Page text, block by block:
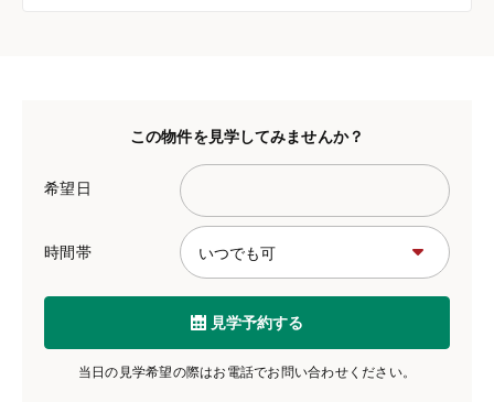
この物件を見学してみませんか？
希望日
時間帯
見学予約する
当日の見学希望の際はお電話でお問い合わせください。